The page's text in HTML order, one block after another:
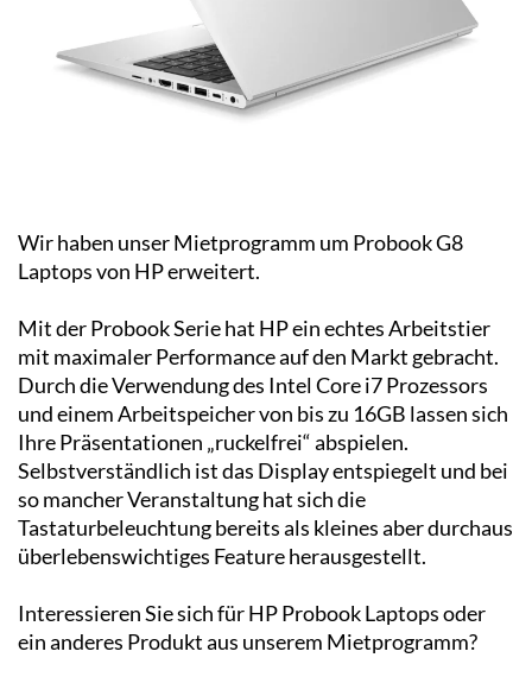
Wir haben unser Mietprogramm um Probook G8
Laptops von HP erweitert.
Mit der Probook Serie hat HP ein echtes Arbeitstier
mit maximaler Performance auf den Markt gebracht.
Durch die Verwendung des Intel Core i7 Prozessors
und einem Arbeitspeicher von bis zu 16GB lassen sich
Ihre Präsentationen „ruckelfrei“ abspielen.
Selbstverständlich ist das Display entspiegelt und bei
so mancher Veranstaltung hat sich die
Tastaturbeleuchtung bereits als kleines aber durchaus
überlebenswichtiges Feature herausgestellt.
Interessieren Sie sich für HP Probook Laptops oder
ein anderes Produkt aus unserem Mietprogramm?